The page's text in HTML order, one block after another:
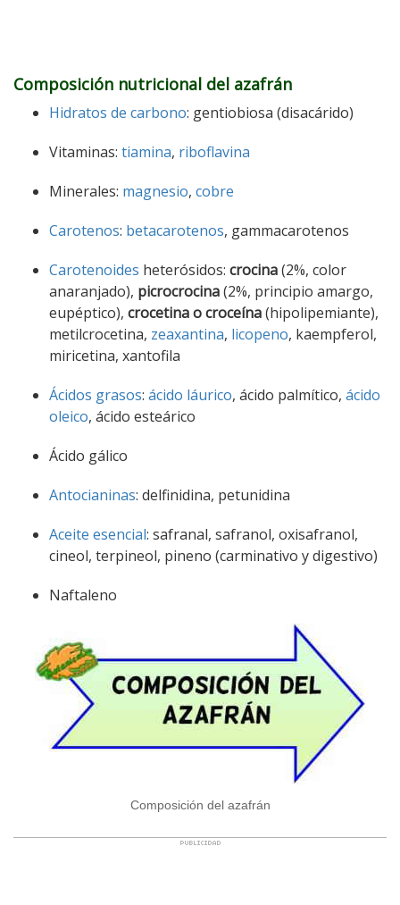
Composición nutricional del azafrán
Hidratos de carbono: gentiobiosa (disacárido)
Vitaminas: tiamina, riboflavina
Minerales: magnesio, cobre
Carotenos: betacarotenos, gammacarotenos
Carotenoides heterósidos: crocina(2%, color
anaranjado), picrocrocina(2%, principio amargo,
eupéptico), crocetina o croceína(hipolipemiante),
metilcrocetina, zeaxantina, licopeno, kaempferol,
miricetina, xantofila
Ácidos grasos: ácido láurico, ácido palmítico, ácido
oleico, ácido esteárico
Ácido gálico
Antocianinas: delfinidina, petunidina
Aceite esencial: safranal, safranol, oxisafranol,
cineol, terpineol, pineno (carminativo y digestivo)
Naftaleno
Composición del azafrán